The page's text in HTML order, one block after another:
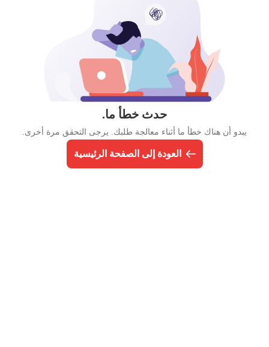
حدث خطأ ما.
يبدو أن هناك خطأ ما أثناء معالجة طلبك. يرجى التحقق مرة أخرى.
العودة إلى الصفحة الرئيسية